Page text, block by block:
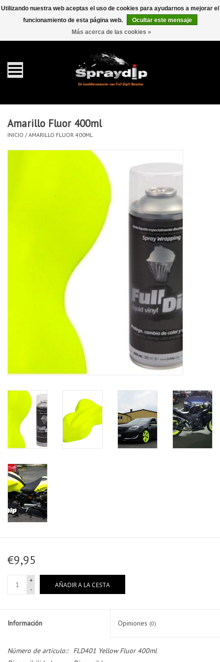
0 Artículos - €0,00
galón 4 liter
Spray 400ml
Completa dip sets
Amarillo Fluor 400ml
INICIO /AMARILLO FLUOR 400ML
€9,95
+
-
AÑADIR A LA CESTA
Información Opiniones (0)
Número de artículo::
FLD401 Yellow Fluor 400ml
Utilizando nuestra web aceptas el uso de cookies para ayudarnos a mejorar el
funcionamiento de esta página web.
Ocultar este mensaje
Más acerca de las cookies »